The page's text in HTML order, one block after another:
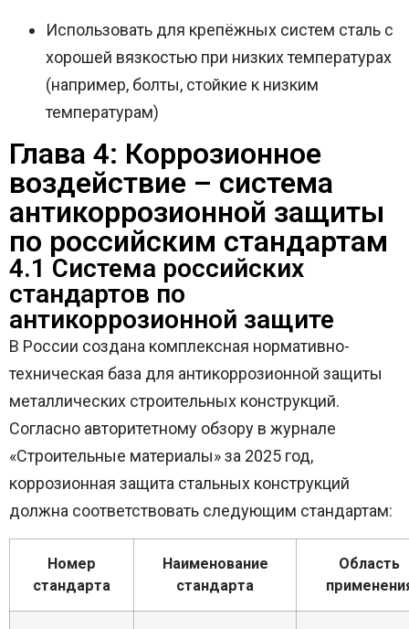
Использовать для крепёжных систем сталь с
хорошей вязкостью при низких температурах
(например, болты, стойкие к низким
температурам)
Глава 4: Коррозионное
воздействие – система
антикоррозионной защиты
по российским стандартам
4.1 Система российских
стандартов по
антикоррозионной защите
В России создана комплексная нормативно-
техническая база для антикоррозионной защиты
металлических строительных конструкций.
Согласно авторитетному обзору в журнале
«Строительные материалы» за 2025 год,
коррозионная защита стальных конструкций
должна соответствовать следующим стандартам:
Номер
стандарта
Наименование
стандарта
Область